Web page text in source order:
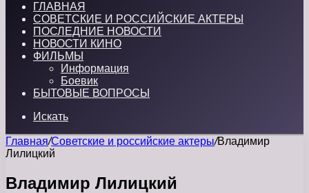
ГЛАВНАЯ
СОВЕТСКИЕ И РОССИЙСКИЕ АКТЕРЫ
ПОСЛЕДНИЕ НОВОСТИ
НОВОСТИ КИНО
ФИЛЬМЫ
Информация
Боевик
БЫТОВЫЕ ВОПРОСЫ
Искать
Главная/Советские и российские актеры/Владимир
Лилицкий
Владимир Лилицкий